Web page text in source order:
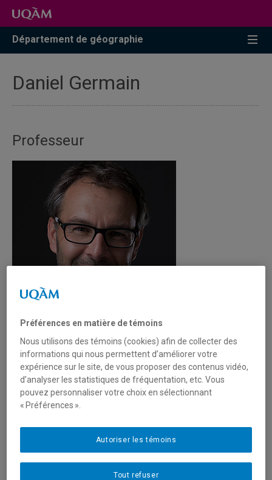
Accéder
recherche
Accéder
menu
pricipal
Accéder
zone
Département de géographie
Daniel Germain
Professeur
Unité:Département de géographie
Courriel:germain.daniel@uqam.ca
: (514) 987-3000 poste 7096
Langues: Français, Anglais
Préférences en matière de témoins
Nous utilisons des témoins (cookies) afin de collecter des
informations qui nous permettent d’améliorer votre
expérience sur le site, de vous proposer des contenus vidéo,
d’analyser les statistiques de fréquentation, etc. Vous
pouvez personnaliser votre choix en sélectionnant
« Préférences ».
Tout refuser
Autoriser les témoins